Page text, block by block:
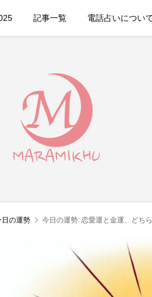
記事一覧 電話占いについ
日の運勢 今日の運勢: 恋愛運と金運、どち